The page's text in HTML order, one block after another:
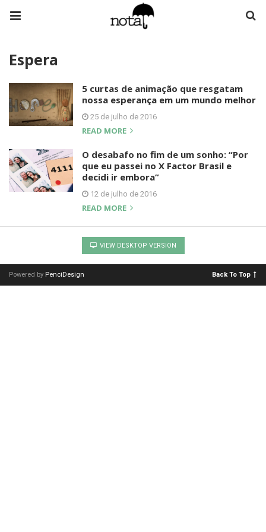
Espera
5 curtas de animação que resgatam
nossa esperança em um mundo melhor
25 de julho de 2016
READ MORE
O desabafo no fim de um sonho: “Por
que eu passei no X Factor Brasil e
decidi ir embora”
12 de julho de 2016
READ MORE
VIEW DESKTOP VERSION
Powered by PenciDesign Back To Top